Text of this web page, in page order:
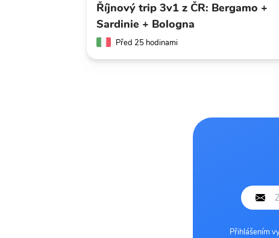
Říjnový trip 3v1 z ČR: Bergamo +
Sardinie + Bologna
Před 25 hodinami
Přihlášením